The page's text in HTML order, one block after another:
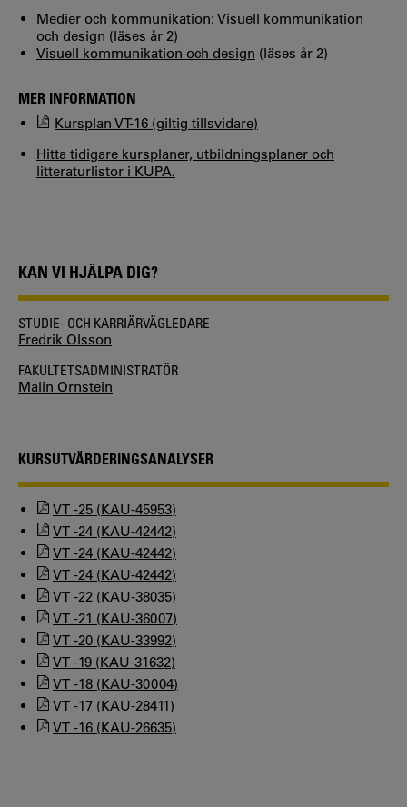
Medier och kommunikation: Visuell kommunikation
och design (läses år 2)
Visuell kommunikation och design (läses år 2)
MER INFORMATION
Kursplan VT-16 (giltig tillsvidare)
Hitta tidigare kursplaner, utbildningsplaner och
litteraturlistor i KUPA.
KAN VI HJÄLPA DIG?
STUDIE- OCH KARRIÄRVÄGLEDARE
Fredrik Olsson
FAKULTETSADMINISTRATÖR
Malin Ornstein
KURSUTVÄRDERINGSANALYSER
VT -25 (KAU-45953)
VT -24 (KAU-42442)
VT -24 (KAU-42442)
VT -24 (KAU-42442)
VT -22 (KAU-38035)
VT -21 (KAU-36007)
VT -20 (KAU-33992)
VT -19 (KAU-31632)
VT -18 (KAU-30004)
VT -17 (KAU-28411)
VT -16 (KAU-26635)